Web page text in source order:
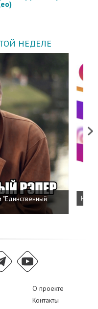
НЕДЕЛЕ
Next
О проекте
Контакты